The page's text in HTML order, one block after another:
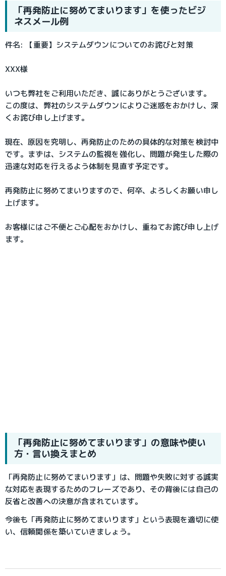
「再発防止に努めてまいります」を使ったビジ
ネスメール例
件名: 【重要】システムダウンについてのお詫びと対策
XXX様
いつも弊社をご利用いただき、誠にありがとうございます。
この度は、弊社のシステムダウンによりご迷惑をおかけし、深
くお詫び申し上げます。
現在、原因を究明し、再発防止のための具体的な対策を検討中
です。まずは、システムの監視を強化し、問題が発生した際の
迅速な対応を行えるよう体制を見直す予定です。
再発防止に努めてまいりますので、何卒、よろしくお願い申し
上げます。
お客様にはご不便とご心配をおかけし、重ねてお詫び申し上げ
ます。
「再発防止に努めてまいります」の意味や使い
方・言い換えまとめ
「再発防止に努めてまいります」は、問題や失敗に対する誠実
な対応を表現するためのフレーズであり、その背後には自己の
反省と改善への決意が含まれています。
今後も「再発防止に努めてまいります」という表現を適切に使
い、信頼関係を築いていきましょう。